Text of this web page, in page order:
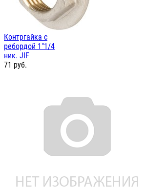
Контргайка с
ребордой 1"1/4
ник. JIF
71 руб.